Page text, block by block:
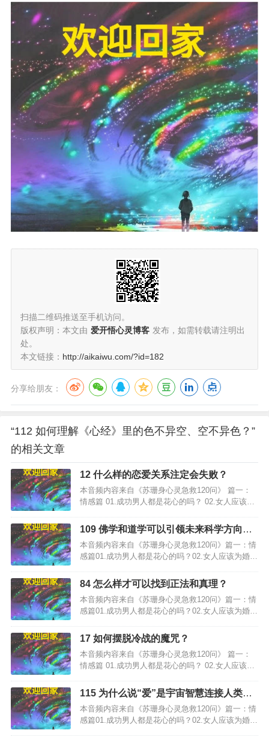
扫描二维码推送至手机访问。
版权声明：本文由 爱开悟心灵博客 发布，如需转载请注明出
处。
本文链接： http://aikaiwu.com/?id=182
分享给朋友：
“112 如何理解《心经》里的色不异空、空不异色？”
的相关文章
12 什么样的恋爱关系注定会失败？
本音频内容来自《苏珊身心灵急救120问》 篇一：
情感篇 01.成功男人都是花心的吗？ 02.女人应该为
109 佛学和道学可以引领未来科学方向
吗？
本音频内容来自《苏珊身心灵急救120问》篇一：情
感篇01.成功男人都是花心的吗？02.女人应该为婚姻
84 怎么样才可以找到正法和真理？
本音频内容来自《苏珊身心灵急救120问》篇一：情
感篇01.成功男人都是花心的吗？02.女人应该为婚姻
17 如何摆脱冷战的魔咒？
本音频内容来自《苏珊身心灵急救120问》 篇一：
情感篇 01.成功男人都是花心的吗？ 02.女人应该为
115 为什么说“爱”是宇宙智慧连接人类的
媒介？
本音频内容来自《苏珊身心灵急救120问》篇一：情
感篇01.成功男人都是花心的吗？02.女人应该为婚姻